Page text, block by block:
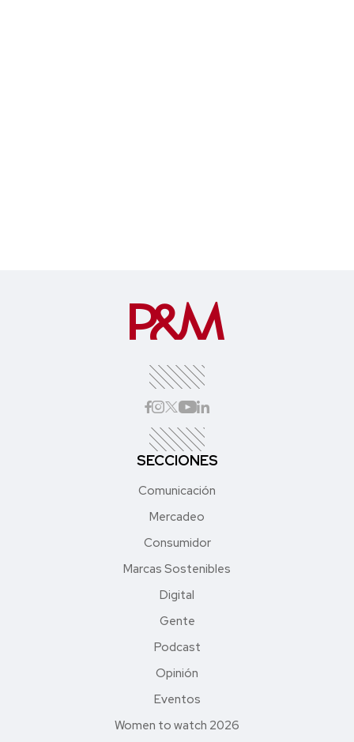
SECCIONES
Comunicación
Mercadeo
Consumidor
Marcas Sostenibles
Digital
Gente
Podcast
Opinión
Eventos
Women to watch 2026